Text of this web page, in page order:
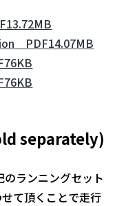
PDF14.07MB
separately)
ランニングセット
て頂くことで走行